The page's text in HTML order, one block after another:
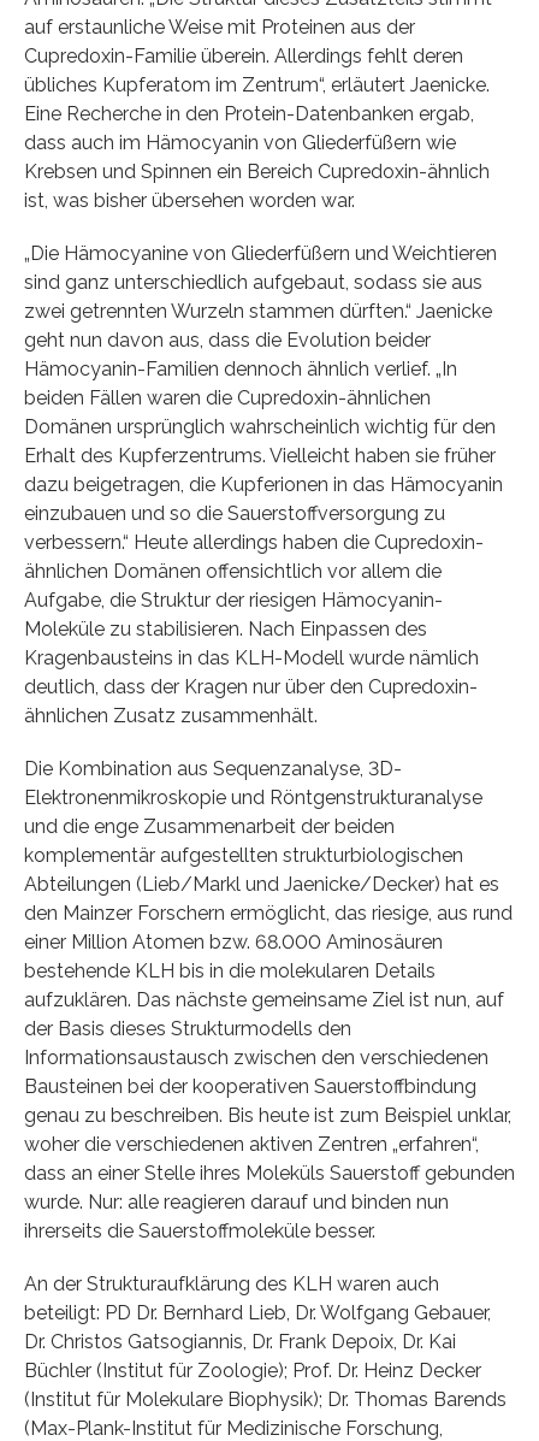
auf erstaunliche Weise mit Proteinen aus der
Cupredoxin-Familie überein. Allerdings fehlt deren
übliches Kupferatom im Zentrum“, erläutert Jaenicke.
Eine Recherche in den Protein-Datenbanken ergab,
dass auch im Hämocyanin von Gliederfüßern wie
Krebsen und Spinnen ein Bereich Cupredoxin-ähnlich
ist, was bisher übersehen worden war.
„Die Hämocyanine von Gliederfüßern und Weichtieren
sind ganz unterschiedlich aufgebaut, sodass sie aus
zwei getrennten Wurzeln stammen dürften.“ Jaenicke
geht nun davon aus, dass die Evolution beider
Hämocyanin-Familien dennoch ähnlich verlief. „In
beiden Fällen waren die Cupredoxin-ähnlichen
Domänen ursprünglich wahrscheinlich wichtig für den
Erhalt des Kupferzentrums. Vielleicht haben sie früher
dazu beigetragen, die Kupferionen in das Hämocyanin
einzubauen und so die Sauerstoffversorgung zu
verbessern.“ Heute allerdings haben die Cupredoxin-
ähnlichen Domänen offensichtlich vor allem die
Aufgabe, die Struktur der riesigen Hämocyanin-
Moleküle zu stabilisieren. Nach Einpassen des
Kragenbausteins in das KLH-Modell wurde nämlich
deutlich, dass der Kragen nur über den Cupredoxin-
ähnlichen Zusatz zusammenhält.
Die Kombination aus Sequenzanalyse, 3D-
Elektronenmikroskopie und Röntgenstrukturanalyse
und die enge Zusammenarbeit der beiden
komplementär aufgestellten strukturbiologischen
Abteilungen (Lieb/Markl und Jaenicke/Decker) hat es
den Mainzer Forschern ermöglicht, das riesige, aus rund
einer Million Atomen bzw. 68.000 Aminosäuren
bestehende KLH bis in die molekularen Details
aufzuklären. Das nächste gemeinsame Ziel ist nun, auf
der Basis dieses Strukturmodells den
Informationsaustausch zwischen den verschiedenen
Bausteinen bei der kooperativen Sauerstoffbindung
genau zu beschreiben. Bis heute ist zum Beispiel unklar,
woher die verschiedenen aktiven Zentren „erfahren“,
dass an einer Stelle ihres Moleküls Sauerstoff gebunden
wurde. Nur: alle reagieren darauf und binden nun
ihrerseits die Sauerstoffmoleküle besser.
An der Strukturaufklärung des KLH waren auch
beteiligt: PD Dr. Bernhard Lieb, Dr. Wolfgang Gebauer,
Dr. Christos Gatsogiannis, Dr. Frank Depoix, Dr. Kai
Büchler (Institut für Zoologie); Prof. Dr. Heinz Decker
(Institut für Molekulare Biophysik); Dr. Thomas Barends
(Max-Plank-Institut für Medizinische Forschung,